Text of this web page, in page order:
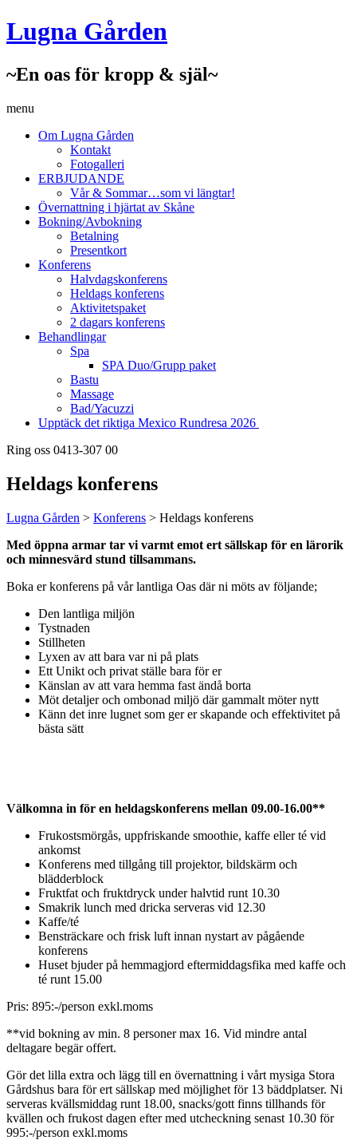
Lugna Gården
~En oas för kropp & själ~
menu
Om Lugna Gården
Kontakt
Fotogalleri
ERBJUDANDE
Vår & Sommar…som vi längtar!
Övernattning i hjärtat av Skåne
Bokning/Avbokning
Betalning
Presentkort
Konferens
Halvdagskonferens
Heldags konferens
Aktivitetspaket
2 dagars konferens
Behandlingar
Spa
SPA Duo/Grupp paket
Bastu
Massage
Bad/Yacuzzi
Upptäck det riktiga Mexico Rundresa 2026
Ring oss 0413-307 00
Heldags konferens
Lugna Gården > Konferens > Heldags konferens
Med öppna armar tar vi varmt emot ert sällskap för en lärorik
och minnesvärd stund tillsammans.
Boka er konferens på vår lantliga Oas där ni möts av följande;
Den lantliga miljön
Tystnaden
Stillheten
Lyxen av att bara var ni på plats
Ett Unikt och privat ställe bara för er
Känslan av att vara hemma fast ändå borta
Möt detaljer och ombonad miljö där gammalt möter nytt
Känn det inre lugnet som ger er skapande och effektivitet på
bästa sätt
Välkomna in för en heldagskonferens mellan 09.00-16.00**
Frukostsmörgås, uppfriskande smoothie, kaffe eller té vid
ankomst
Konferens med tillgång till projektor, bildskärm och
blädderblock
Fruktfat och fruktdryck under halvtid runt 10.30
Smakrik lunch med dricka serveras vid 12.30
Kaffe/té
Bensträckare och frisk luft innan nystart av pågående
konferens
Huset bjuder på hemmagjord eftermiddagsfika med kaffe och
té runt 15.00
Pris: 895:-/person exkl.moms
**vid bokning av min. 8 personer max 16. Vid mindre antal
deltagare begär offert.
Gör det lilla extra och lägg till en övernattning i vårt mysiga Stora
Gårdshus bara för ert sällskap med möjlighet för 13 bäddplatser. Ni
serveras kvällsmiddag runt 18.00, snacks/gott finns tillhands för
kvällen och frukost dagen efter med utcheckning senast 10.30 för
995:-/person exkl.moms